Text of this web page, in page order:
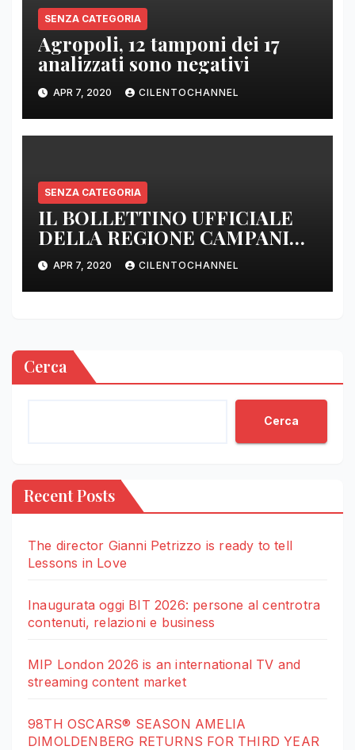
SENZA CATEGORIA
Agropoli, 12 tamponi dei 17
analizzati sono negativi
APR 7, 2020 CILENTOCHANNEL
SENZA CATEGORIA
IL BOLLETTINO UFFICIALE
DELLA REGIONE CAMPANIA
DELLE ORE 22.00
APR 7, 2020 CILENTOCHANNEL
Cerca
Cerca
Recent Posts
The director Gianni Petrizzo is ready to tell
Lessons in Love
Inaugurata oggi BIT 2026: persone al centrotra
contenuti, relazioni e business
MIP London 2026 is an international TV and
streaming content market
98TH OSCARS® SEASON AMELIA
DIMOLDENBERG RETURNS FOR THIRD YEAR